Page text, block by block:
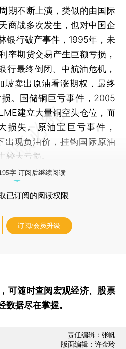
不断上演，类似的由国际
商战多次发生，也对中国企
银行破产事件，1995年，未
率期货交易产生巨额亏损，
行最终倒闭。 中航油危机，
坡卖出原油看涨期权，最终
。国储铜巨亏事件，2005
建立大量铜空头仓位，而
损失。原油宝巨亏事件，
出现负油价，挂钩国际原油
较大亏损。
字 订阅后继续阅读
已订阅的阅读权限
订阅/会员升级
，可随时查阅宏观经济、股票
数据尽在掌握。
责任编辑：张帆
版面编辑：许金玲